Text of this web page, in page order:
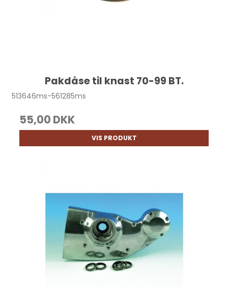
Pakdåse til knast 70-99 BT.
513646ms-561285ms
55,00 DKK
VIS PRODUKT